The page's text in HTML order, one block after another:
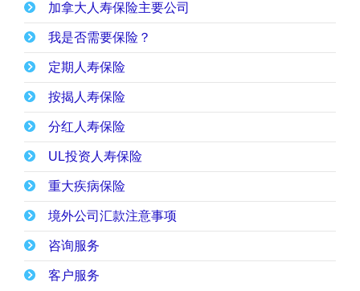
加拿大人寿保险主要公司
我是否需要保险？
定期人寿保险
按揭人寿保险
分红人寿保险
UL投资人寿保险
重大疾病保险
境外公司汇款注意事项
咨询服务
客户服务